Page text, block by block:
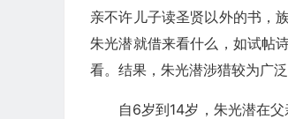
亲不许儿子读圣贤以外的书，
朱光潜就借来看什么，如试帖
看。结果，朱光潜涉猎较为广
自6岁到14岁，朱光潜在